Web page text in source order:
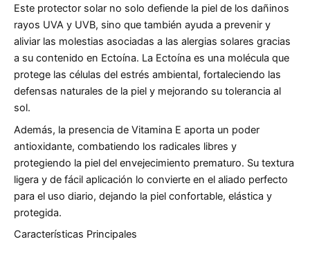
Este protector solar no solo defiende la piel de los dañinos
rayos UVA y UVB, sino que también ayuda a prevenir y
aliviar las molestias asociadas a las alergias solares gracias
a su contenido en Ectoína. La Ectoína es una molécula que
protege las células del estrés ambiental, fortaleciendo las
defensas naturales de la piel y mejorando su tolerancia al
sol.
Además, la presencia de Vitamina E aporta un poder
antioxidante, combatiendo los radicales libres y
protegiendo la piel del envejecimiento prematuro. Su textura
ligera y de fácil aplicación lo convierte en el aliado perfecto
para el uso diario, dejando la piel confortable, elástica y
protegida.
Características Principales